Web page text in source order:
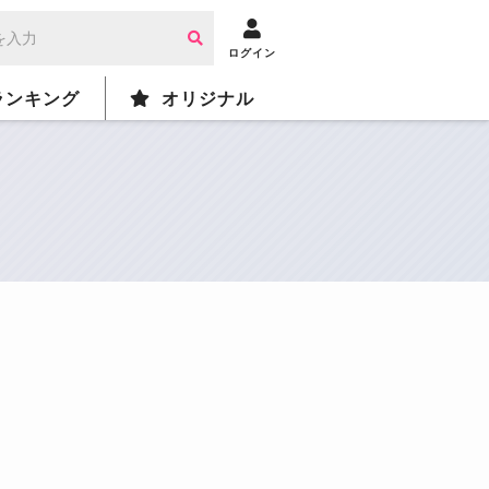
ログイン
ンキング オリジナル